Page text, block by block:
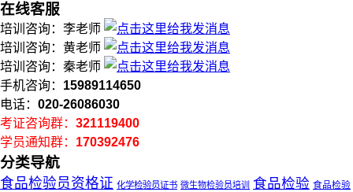
在线客服
培训咨询：李老师
培训咨询：黄老师
培训咨询：秦老师
手机咨询： 15989114650
电话： 020-26086030
考证咨询群： 321119400
学员通知群： 170392476
分类导航
食品检验员资格证 化学检验员证书 微生物检验员培训 食品检验 食品检验